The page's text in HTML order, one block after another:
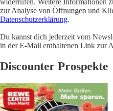
widerrufen. Weitere Informationen
zur Analyse von Öffnungen und
Datenschutzerklärung.
Du kannst dich jederzeit vom
in der E-Mail enthaltenen Link zur
Discounter Prospekte